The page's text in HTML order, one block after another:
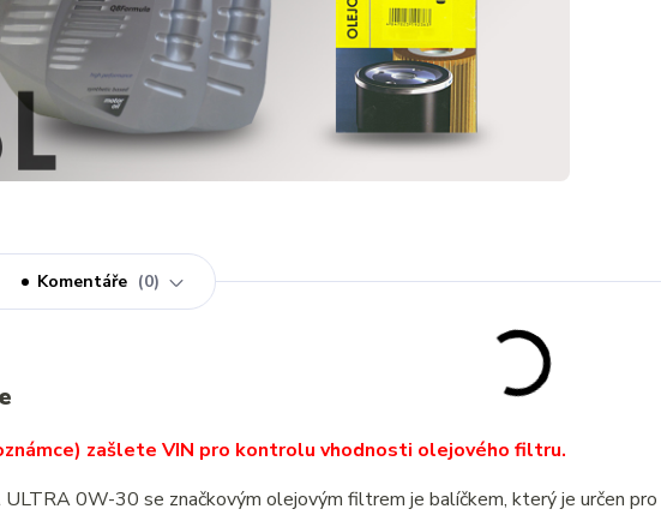
Komentáře 0
zašlete VIN pro kontrolu vhodnosti olejového filtru.
0W-30 se značkovým olejovým filtrem je balíčkem, který je určen pro